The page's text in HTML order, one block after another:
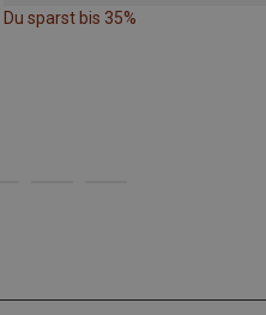
Du sparst bis 35%